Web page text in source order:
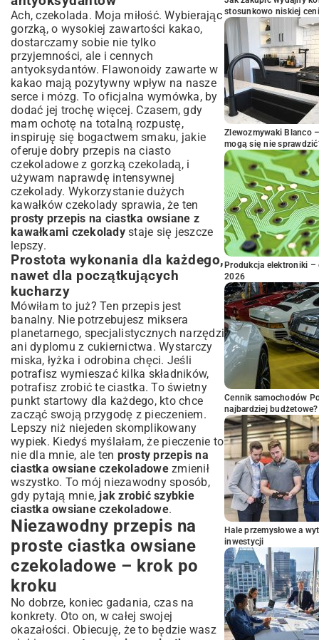
Ach, czekolada. Moja miłość. Wybierając
gorzką, o wysokiej zawartości kakao,
dostarczamy sobie nie tylko
przyjemności, ale i cennych
antyoksydantów. Flawonoidy zawarte w
kakao mają pozytywny wpływ na nasze
serce i mózg. To oficjalna wymówka, by
dodać jej trochę więcej. Czasem, gdy
mam ochotę na totalną rozpustę,
inspiruję się bogactwem smaku, jakie
oferuje dobry przepis na ciasto
czekoladowe z gorzką czekoladą, i
używam naprawdę intensywnej
czekolady. Wykorzystanie dużych
kawałków czekolady sprawia, że ten
prosty przepis na ciastka owsiane z
kawałkami czekoladystaje się jeszcze
lepszy.
Prostota wykonania dla każdego,
nawet dla początkujących
kucharzy
Mówiłam to już? Ten przepis jest
banalny. Nie potrzebujesz miksera
planetarnego, specjalistycznych narzędzi
ani dyplomu z cukiernictwa. Wystarczy
miska, łyżka i odrobina chęci. Jeśli
potrafisz wymieszać kilka składników,
potrafisz zrobić te ciastka. To świetny
punkt startowy dla każdego, kto chce
zacząć swoją przygodę z pieczeniem.
Lepszy niż niejeden skomplikowany
wypiek. Kiedyś myślałam, że pieczenie to
nie dla mnie, ale ten prosty przepis na
ciastka owsiane czekoladowezmienił
wszystko. To mój niezawodny sposób,
gdy pytają mnie, jak zrobić szybkie
ciastka owsiane czekoladowe.
Niezawodny przepis na
proste ciastka owsiane
czekoladowe – krok po
kroku
No dobrze, koniec gadania, czas na
konkrety. Oto on, w całej swojej
okazałości. Obiecuję, że to będzie wasz
stosunkowo niskiej
Zlewozmywaki Blanco
mogą się nie
Produkcja elektroniki –
2026
Cennik samochodów
najbardziej budżetowe?
Hale przemysłowe a
inwestycji